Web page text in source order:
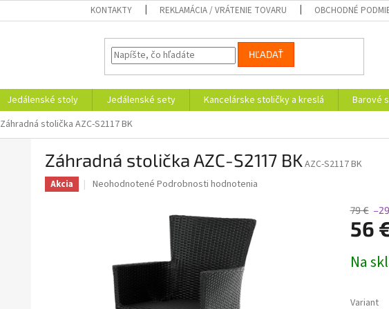
KONTAKTY REKLAMÁCIA / VRÁTENIE TOVARU OBCHODNÉ
HĽADAŤ
Jedálenské stoly Jedálenské sety Kancelárske stoličky a kreslá Barové
Záhradná stolička AZC-S2117 BK
Záhradná stolička AZC-S2117 BKAZC-S2117 BK
Akcia
Priemerné
hviezdičiek.
Neohodnotené Podrobnosti hodnotenia
79 €
56
cena:
Na
Variant